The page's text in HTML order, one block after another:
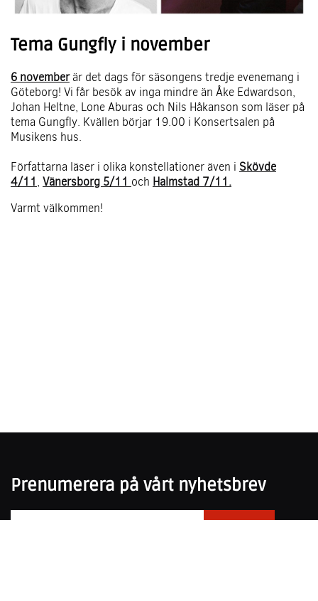
Tema Gungfly i november
6 november är det dags för säsongens tredje evenemang i
Göteborg! Vi får besök av inga mindre än Åke Edwardson,
Johan Heltne, Lone Aburas och Nils Håkanson som läser på
tema Gungfly. Kvällen börjar 19.00 i Konsertsalen på
Musikens hus.
Författarna läser i olika konstellationer även i Skövde
4/11, Vänersborg 5/11 och Halmstad 7/11.
Varmt välkommen!
Prenumerera på vårt nyhetsbrev